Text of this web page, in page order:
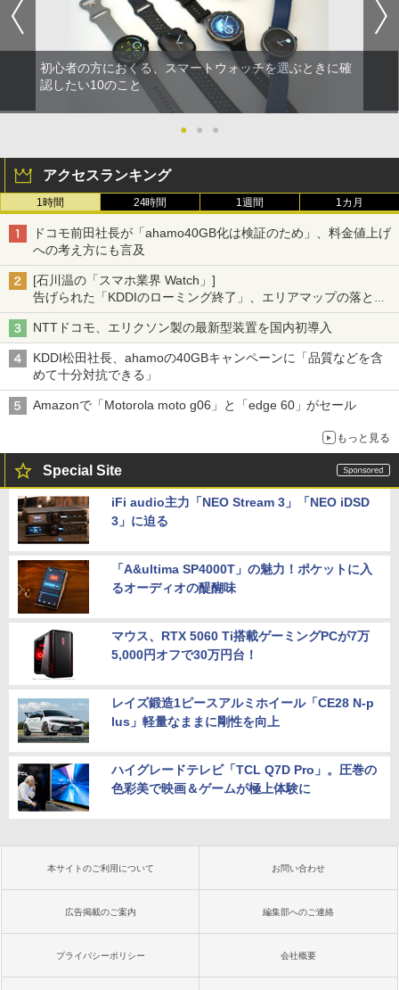
初心者の方におくる、スマートウォッチを選ぶときに確
認したい10のこと
● ● ●
アクセスランキング
1時間 24時間 1週間 1カ月
ドコモ前田社長が「ahamo40GB化は検証のため」、料金値上げ
への考え方にも言及
[石川温の「スマホ業界 Watch」]
告げられた「KDDIのローミング終了」、エリアマップの落とし
穴と楽天モバイルの課題
NTTドコモ、エリクソン製の最新型装置を国内初導入
KDDI松田社長、ahamoの40GBキャンペーンに「品質などを含
めて十分対抗できる」
Amazonで「Motorola moto g06」と「edge 60」がセール
もっと見る
Special Site
iFi audio主力「NEO Stream 3」「NEO iDSD
3」に迫る
「A&ultima SP4000T」の魅力！ポケットに入
るオーディオの醍醐味
マウス、RTX 5060 Ti搭載ゲーミングPCが7万
5,000円オフで30万円台！
レイズ鍛造1ピースアルミホイール「CE28 N-p
lus」軽量なままに剛性を向上
ハイグレードテレビ「TCL Q7D Pro」。圧巻の
色彩美で映画＆ゲームが極上体験に
本サイトのご利用について お問い合わせ
広告掲載のご案内 編集部へのご連絡
プライバシーポリシー 会社概要